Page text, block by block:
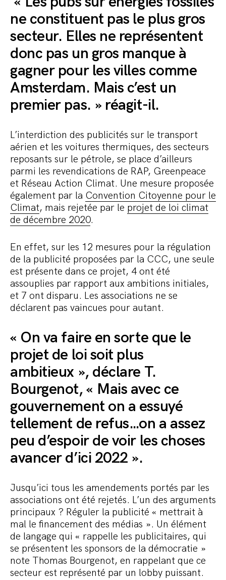
ne constituent pas le plus gros
secteur. Elles ne représentent
donc pas un gros manque à
gagner pour les villes comme
Amsterdam. Mais c’est un
premier pas. » réagit-il.
L’interdiction des publicités sur le transport
aérien et les voitures thermiques, des secteurs
reposants sur le pétrole, se place d’ailleurs
parmi les revendications de RAP, Greenpeace
et Réseau Action Climat. Une mesure proposée
également par la Convention Citoyenne pour le
Climat, mais rejetée par le projet de loi climat
de décembre 2020.
En effet, sur les 12 mesures pour la régulation
de la publicité proposées par la CCC, une seule
est présente dans ce projet, 4 ont été
assouplies par rapport aux ambitions initiales,
et 7 ont disparu. Les associations ne se
déclarent pas vaincues pour autant.
« On va faire en sorte que le
projet de loi soit plus
ambitieux », déclare T.
Bourgenot, « Mais avec ce
gouvernement on a essuyé
tellement de refus…on a assez
peu d’espoir de voir les choses
avancer d’ici 2022 ».
Jusqu’ici tous les amendements portés par les
associations ont été rejetés. L’un des arguments
principaux ? Réguler la publicité « mettrait à
mal le financement des médias ». Un élément
de langage qui « rappelle les publicitaires, qui
se présentent les sponsors de la démocratie »
note Thomas Bourgenot, en rappelant que ce
secteur est représenté par un lobby puissant.